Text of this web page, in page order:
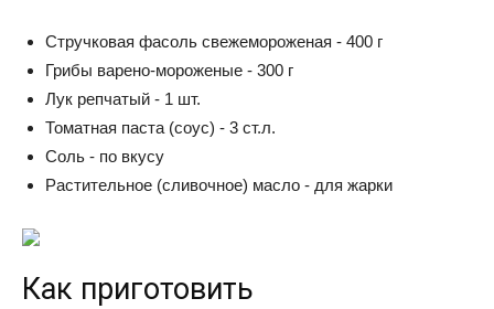
Стручковая фасоль свежемороженая - 400 г
Грибы варено-мороженые - 300 г
Лук репчатый - 1 шт.
Томатная паста (соус) - 3 ст.л.
Соль - по вкусу
Растительное (сливочное) масло - для жарки
Как приготовить